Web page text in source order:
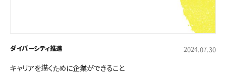
ダイバーシティ推進 2024.07.30
キャリアを描くために企業ができること